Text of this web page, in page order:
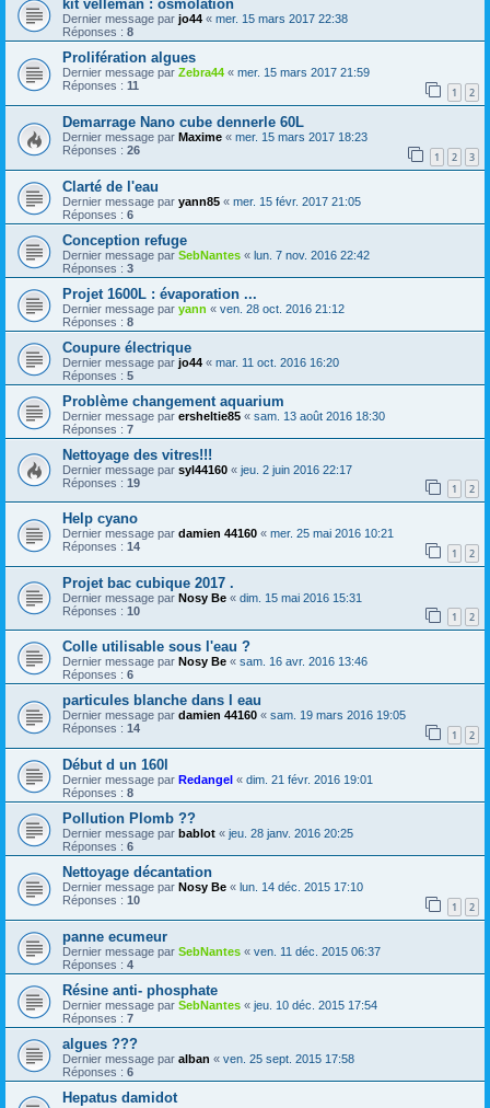
kit velleman : osmolation
Dernier message par jo44 « mer. 15 mars 2017 22:38
Réponses : 8
Prolifération algues
Dernier message par Zebra44 « mer. 15 mars 2017 21:59
Réponses : 11 1 2
Demarrage Nano cube dennerle 60L
Dernier message par Maxime « mer. 15 mars 2017 18:23
Réponses : 26 1 2 3
Clarté de l'eau
Dernier message par yann85 « mer. 15 févr. 2017 21:05
Réponses : 6
Conception refuge
Dernier message par SebNantes « lun. 7 nov. 2016 22:42
Réponses : 3
Projet 1600L : évaporation ...
Dernier message par yann « ven. 28 oct. 2016 21:12
Réponses : 8
Coupure électrique
Dernier message par jo44 « mar. 11 oct. 2016 16:20
Réponses : 5
Problème changement aquarium
Dernier message par ersheltie85 « sam. 13 août 2016 18:30
Réponses : 7
Nettoyage des vitres!!!
Dernier message par syl44160 « jeu. 2 juin 2016 22:17
Réponses : 19 1 2
Help cyano
Dernier message par damien 44160 « mer. 25 mai 2016 10:21
Réponses : 14 1 2
Projet bac cubique 2017 .
Dernier message par Nosy Be « dim. 15 mai 2016 15:31
Réponses : 10 1 2
Colle utilisable sous l'eau ?
Dernier message par Nosy Be « sam. 16 avr. 2016 13:46
Réponses : 6
particules blanche dans l eau
Dernier message par damien 44160 « sam. 19 mars 2016 19:05
Réponses : 14 1 2
Début d un 160l
Dernier message par Redangel « dim. 21 févr. 2016 19:01
Réponses : 8
Pollution Plomb ??
Dernier message par bablot « jeu. 28 janv. 2016 20:25
Réponses : 6
Nettoyage décantation
Dernier message par Nosy Be « lun. 14 déc. 2015 17:10
Réponses : 10 1 2
panne ecumeur
Dernier message par SebNantes « ven. 11 déc. 2015 06:37
Réponses : 4
Résine anti- phosphate
Dernier message par SebNantes « jeu. 10 déc. 2015 17:54
Réponses : 7
algues ???
Dernier message par alban « ven. 25 sept. 2015 17:58
Réponses : 6
Hepatus damidot